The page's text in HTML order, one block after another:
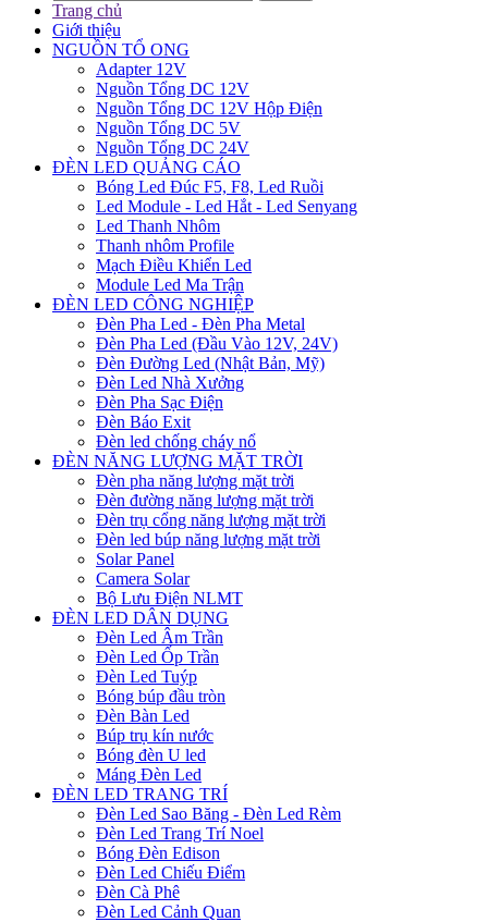
Trang chủ
Giới thiệu
NGUỒN TỔ ONG
Adapter 12V
Nguồn Tổng DC 12V
Nguồn Tổng DC 12V Hộp Điện
Nguồn Tổng DC 5V
Nguồn Tổng DC 24V
ĐÈN LED QUẢNG CÁO
Bóng Led Đúc F5, F8, Led Ruồi
Led Module - Led Hắt - Led Senyang
Led Thanh Nhôm
Thanh nhôm Profile
Mạch Điều Khiển Led
Module Led Ma Trận
ĐÈN LED CÔNG NGHIỆP
Đèn Pha Led - Đèn Pha Metal
Đèn Pha Led (Đầu Vào 12V, 24V)
Đèn Đường Led (Nhật Bản, Mỹ)
Đèn Led Nhà Xưởng
Đèn Pha Sạc Điện
Đèn Báo Exit
Đèn led chống cháy nổ
ĐÈN NĂNG LƯỢNG MẶT TRỜI
Đèn pha năng lượng mặt trời
Đèn đường năng lượng mặt trời
Đèn trụ cổng năng lượng mặt trời
Đèn led búp năng lượng mặt trời
Solar Panel
Camera Solar
Bộ Lưu Điện NLMT
ĐÈN LED DÂN DỤNG
Đèn Led Âm Trần
Đèn Led Ốp Trần
Đèn Led Tuýp
Bóng búp đầu tròn
Đèn Bàn Led
Búp trụ kín nước
Bóng đèn U led
Máng Đèn Led
ĐÈN LED TRANG TRÍ
Đèn Led Sao Băng - Đèn Led Rèm
Đèn Led Trang Trí Noel
Bóng Đèn Edison
Đèn Led Chiếu Điểm
Đèn Cà Phê
Đèn Led Cảnh Quan